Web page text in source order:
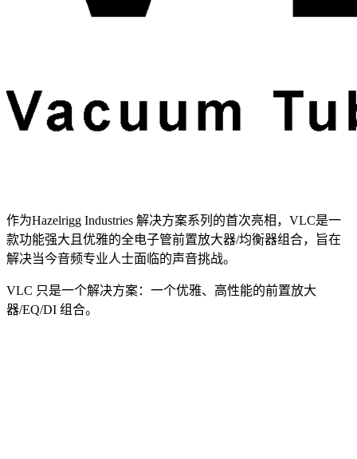
作为Hazelrigg Industries 解决方案系列的首次亮相，VLC是一
款功能强大且优雅的全电子管前置放大器/均衡器组合，旨在
解决当今音频专业人士面临的声音挑战。
VLC 只是一个解决方案：一个优雅、高性能的前置放大
器/EQ/DI 组合。